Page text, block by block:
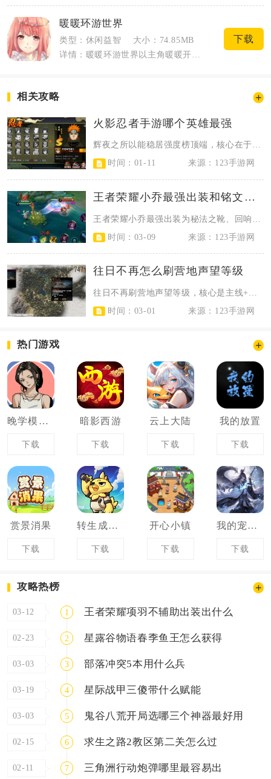
暖暖环游世界
类型：休闲益智
大小：74.85MB
下载
相关攻略
火影忍者手游哪个英雄最强
辉夜之所以能稳居强度榜顶端，核心在于其机制全面且无明显短板，完美适配当前各类...
时间：01-11
来源：123手游网
王者荣耀小乔最强出装和铭文怎么搭配
时间：03-09
来源：123手游网
往日不再怎么刷营地声望等级
时间：03-01
来源：123手游网
热门游戏
晚学模拟器
下载
暗影西游
下载
云上大陆
下载
我的放置
下载
赏景消果
下载
转生成为宠物大师
下载
开心小镇
下载
我的宠物很灵性
下载
攻略热榜
03-12 1 王者荣耀项羽不辅助出装出什么
02-23 2 星露谷物语春季鱼王怎么获得
03-03 3 部落冲突5本用什么兵
03-19 4 星际战甲三傻带什么赋能
03-03 5 鬼谷八荒开局选哪三个神器最好用
02-15 6 求生之路2教区第二关怎么过
02-11 7 三角洲行动炮弹哪里最容易出